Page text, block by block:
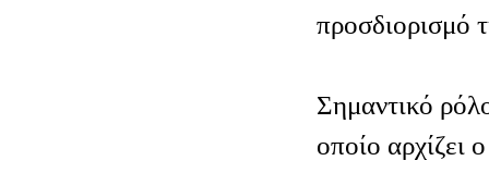
προσδιορισμό
Σημαντικό
οποίο αρχίζει